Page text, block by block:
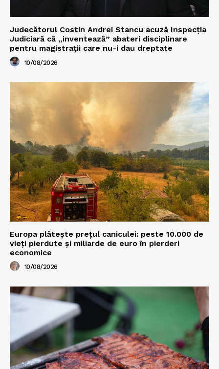
Judecătorul Costin Andrei Stancu acuză Inspecția
Judiciară că „inventează” abateri disciplinare
pentru magistrații care nu-i dau dreptate
10/08/2026
Europa plătește prețul caniculei: peste 10.000 de
vieți pierdute și miliarde de euro în pierderi
economice
10/08/2026